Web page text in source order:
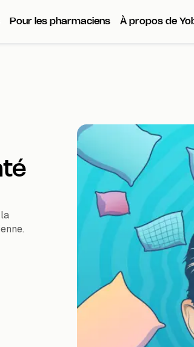
Pour les pharmaciens À propos de